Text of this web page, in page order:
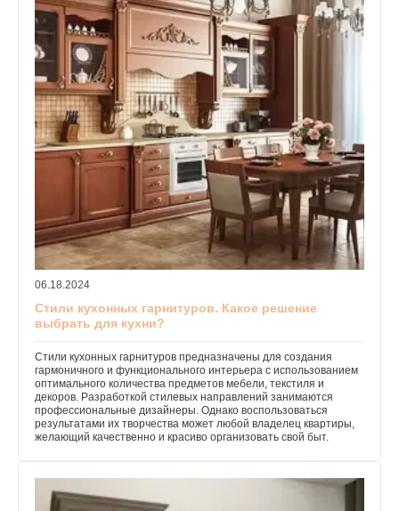
06.18.2024
Стили кухонных гарнитуров. Какое решение
выбрать для кухни?
Стили кухонных гарнитуров предназначены для создания
гармоничного и функционального интерьера с использованием
оптимального количества предметов мебели, текстиля и
декоров. Разработкой стилевых направлений занимаются
профессиональные дизайнеры. Однако воспользоваться
результатами их творчества может любой владелец квартиры,
желающий качественно и красиво организовать свой быт.